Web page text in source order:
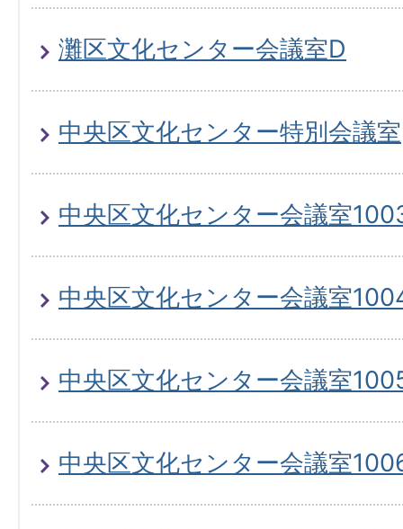
灘区文化センター会議室D
中央区文化センター特別会議室
中央区文化センター会議室
中央区文化センター会議室
中央区文化センター会議室
中央区文化センター会議室